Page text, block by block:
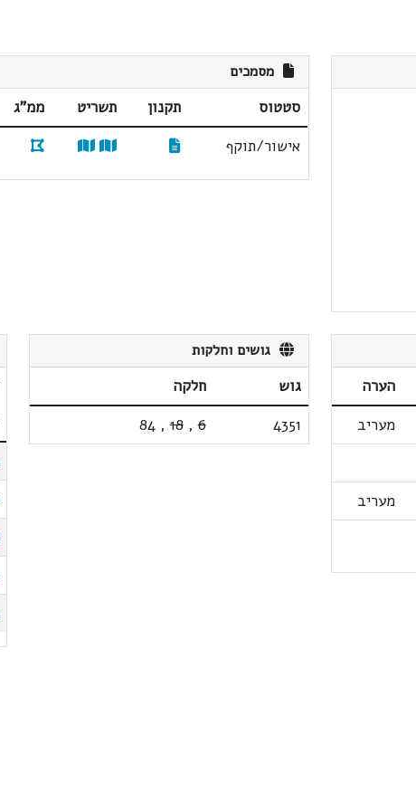
מסמכים
סטטוס תקנון תשריט ממ"ג
אישור/תוקף
הערה
מעריב
מעריב
גושים וחלקות
גוש
חלקה
4351
6
,
18
,
84